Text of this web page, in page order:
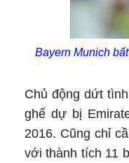
Bayern Munich
Chủ động dứt
ghế dự bị
2016. Cũng chỉ
với thành tích 11